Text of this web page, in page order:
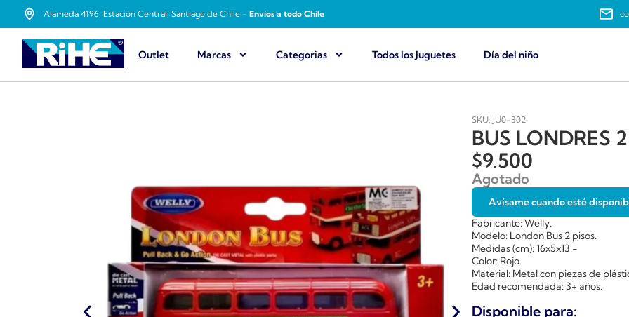
Alameda 4196, Estación Central, Santiago de Chile - Envíos a todo Chile
Outlet Marcas Categorias Todos los Juguetes Día del niño
SKU: JU0-302
BUS LONDRES
$9.500
Agotado
Avísame cuando esté
Fabricante: Welly.
Modelo: London Bus 2 pisos.
Medidas (cm): 16x5x13.-
Color: Rojo.
Material: Metal con piezas de
Edad recomendada: 3+ años.
Disponible para: